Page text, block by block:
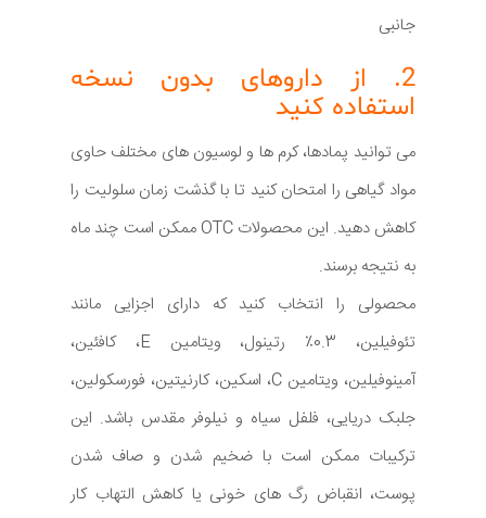
جانبی
2. از داروهای بدون نسخه
استفاده کنید
می توانید پمادها، کرم ها و لوسیون های مختلف حاوی
مواد گیاهی را امتحان کنید تا با گذشت زمان سلولیت را
کاهش دهید. این محصولات OTC ممکن است چند ماه
به نتیجه برسند.
محصولی را انتخاب کنید که دارای اجزایی مانند
تئوفیلین، 0.3٪ رتینول، ویتامین E، کافئین،
آمینوفیلین، ویتامین C، اسکین، کارنیتین، فورسکولین،
جلبک دریایی، فلفل سیاه و نیلوفر مقدس باشد. این
ترکیبات ممکن است با ضخیم شدن و صاف شدن
پوست، انقباض رگ های خونی یا کاهش التهاب کار